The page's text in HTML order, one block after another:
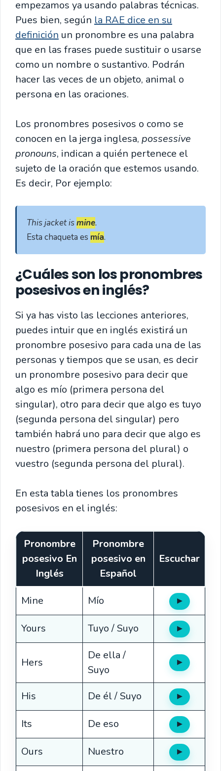
empezamos ya usando palabras técnicas.
Pues bien, según la RAE dice en su
definición un pronombre es una palabra
que en las frases puede sustituir o usarse
como un nombre o sustantivo. Podrán
hacer las veces de un objeto, animal o
persona en las oraciones.
Los pronombres posesivos o como se
conocen en la jerga inglesa, possessive
pronouns, indican a quién pertenece el
sujeto de la oración que estemos usando.
Es decir, Por ejemplo:
This jacket is mine.
Esta chaqueta es mía.
¿Cuáles son los pronombres
posesivos en inglés?
Si ya has visto las lecciones anteriores,
puedes intuir que en inglés existirá un
pronombre posesivo para cada una de las
personas y tiempos que se usan, es decir
un pronombre posesivo para decir que
algo es mío (primera persona del
singular), otro para decir que algo es tuyo
(segunda persona del singular) pero
también habrá uno para decir que algo es
nuestro (primera persona del plural) o
vuestro (segunda persona del plural).
En esta tabla tienes los pronombres
posesivos en el inglés:
Pronombre
posesivo En
Inglés
Pronombre
posesivo en
Español
Escuchar
Mine Mío ▶Oír
Yours Tuyo / Suyo ▶Oír
Hers
De ella /
Suyo
▶Oír
His De él / Suyo ▶Oír
Its De eso ▶Oír
Ours Nuestro ▶Oír